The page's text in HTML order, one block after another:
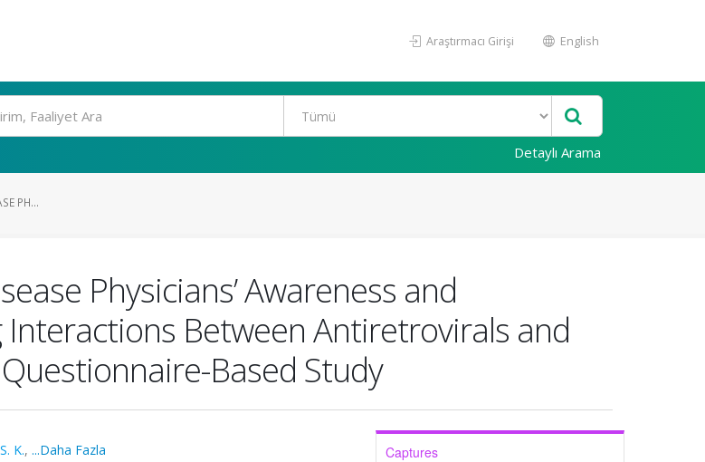
Araştırmacı Girişi English
Detaylı Arama
PH...
Physicians’ Awareness and
Between Antiretrovirals and
Based Study
K., ...Daha Fazla
Captures